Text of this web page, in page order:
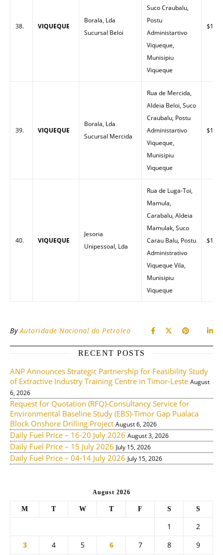
38. VIQUEQUE
Borala, Lda
Sucursal Beloi
Suco Craubalu,
Postu
Administartivo
Viqueque,
Munisipiu
Viqueque
$1.47
39. VIQUEQUE
Borala, Lda
Sucursal Mercida
Rua de Mercida,
Aldeia Beloi, Suco
Craubalu, Postu
Administartivo
Viqueque,
Munisipiu
Viqueque
$1.47
40. VIQUEQUE
Jesoria
Unipessoal, Lda
Rua de Luga-Toi,
Mamula,
Carabalu, Aldeia
Mamulak, Suco
Carau Balu, Postu
Administrativo
Viqueque Vila,
Munisipiu
Viqueque
$1.49
ByAutoridade Nacional do Petroleo
RECENT POSTS
ANP Announces Strategic Partnership for Feasibility Study
of Extractive Industry Training Centre in Timor-Leste August
6, 2026
Request for Quotation (RFQ)-Consultancy Service for
Environmental Baseline Study (EBS)-Timor Gap Pualaca
Block Onshore Drilling Project August 6, 2026
Daily Fuel Price – 16-20 July 2026 August 3, 2026
Daily Fuel Price – 15 July 2026 July 15, 2026
Daily Fuel Price – 04-14 July 2026 July 15, 2026
August 2026
M T W T F S S
1
2
3
4 5 6 7 8
9